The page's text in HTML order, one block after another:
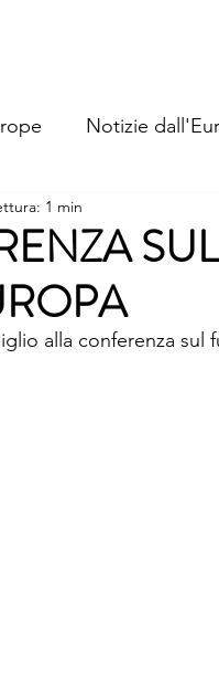
Notizie
1 min
alla conferenza sul